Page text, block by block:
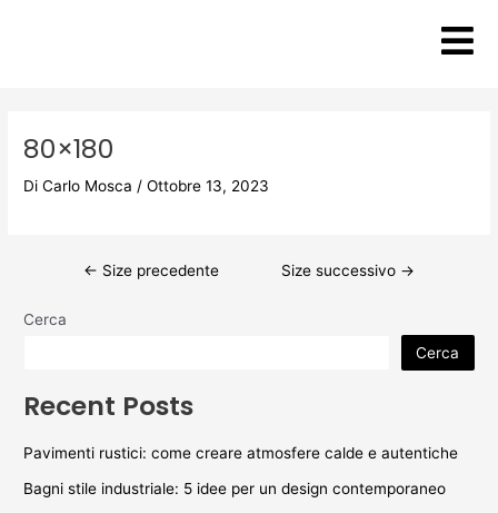
80×180
DiCarlo Mosca /Ottobre 13, 2023
← Size precedente Size successivo →
Cerca
Cerca
Recent Posts
Pavimenti rustici: come creare atmosfere calde e autentiche
Bagni stile industriale: 5 idee per un design contemporaneo